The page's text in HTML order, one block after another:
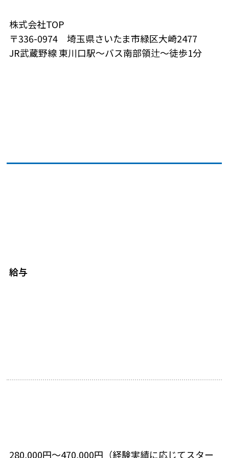
株式会社TOP
〒336-0974 埼玉県さいたま市緑区大崎2477
JR武蔵野線 東川口駅～バス南部領辻～徒歩1分
給与
280,000円～470,000円（経験実績に応じてスター